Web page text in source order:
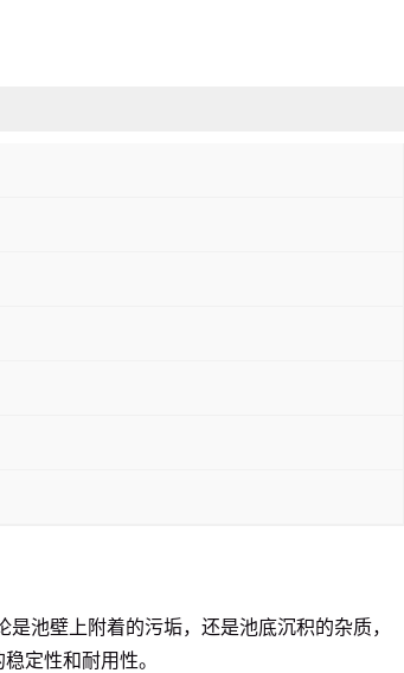
池壁上附着的污垢，还是池底沉积的杂质，
定性和耐用性。